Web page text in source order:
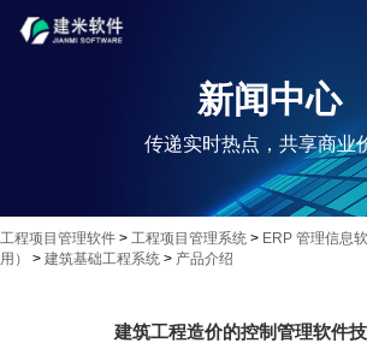
新闻中心
传递实时热点，共享商业
工程项目管理软件 > 工程项目管理系统 > ERP 管理信息
用）
> 建筑基础工程系统 > 产品介绍
建筑工程造价的控制管理软件